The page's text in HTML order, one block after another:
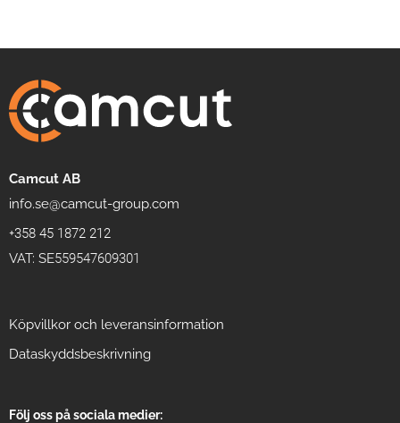
Camcut AB
info.se@camcut-group.com
+358 45 1872 212
VAT: SE559547609301
Köpvillkor och leveransinformation
Dataskyddsbeskrivning
Följ oss på sociala medier: